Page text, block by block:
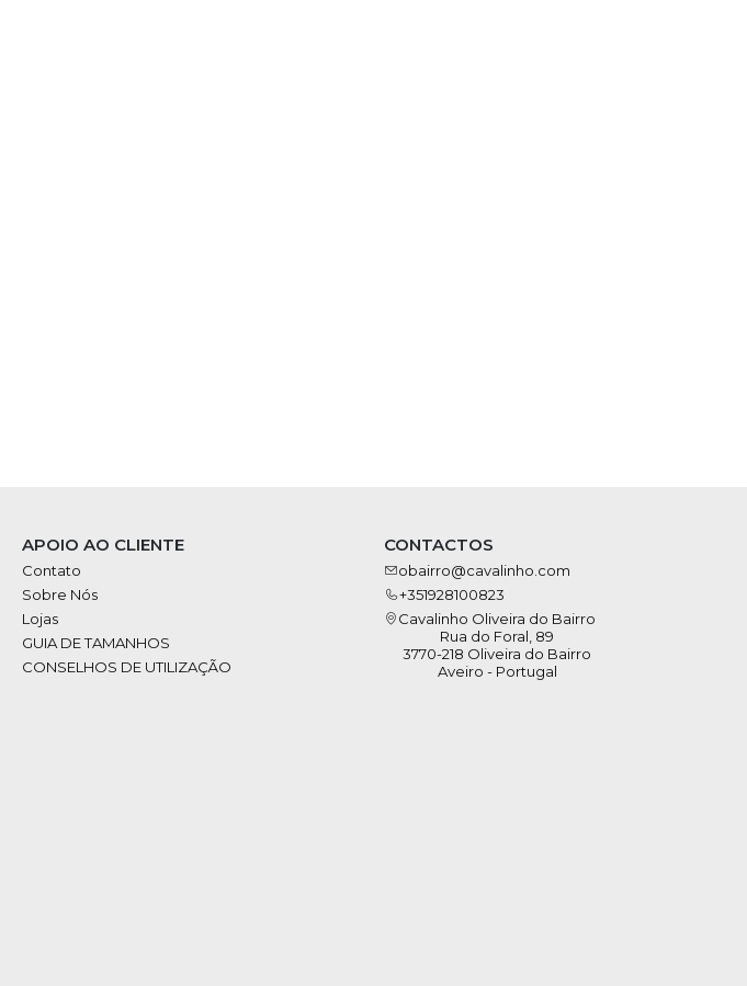
APOIO AO CLIENTE
Contato
Sobre Nós
Lojas
GUIA DE TAMANHOS
CONSELHOS DE UTILIZAÇÃO
CONTACTOS
obairro@cavalinho.com
+351928100823
Cavalinho Oliveira do Bairro
Rua do Foral, 89
3770-218 Oliveira do Bairro
Aveiro - Portugal